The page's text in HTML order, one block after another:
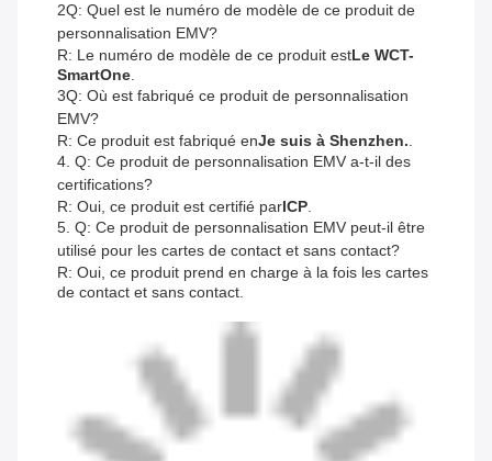
2Q: Quel est le numéro de modèle de ce produit de
personnalisation EMV?
R: Le numéro de modèle de ce produit estLe WCT-
SmartOne.
3Q: Où est fabriqué ce produit de personnalisation
EMV?
R: Ce produit est fabriqué enJe suis à Shenzhen..
4. Q: Ce produit de personnalisation EMV a-t-il des
certifications?
R: Oui, ce produit est certifié parICP.
5. Q: Ce produit de personnalisation EMV peut-il être
utilisé pour les cartes de contact et sans contact?
R: Oui, ce produit prend en charge à la fois les cartes
de contact et sans contact.